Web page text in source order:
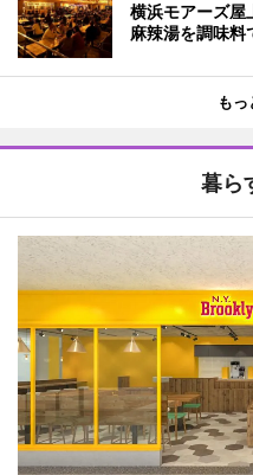
横浜モアーズ
麻辣湯を調味料
もっ
暮ら